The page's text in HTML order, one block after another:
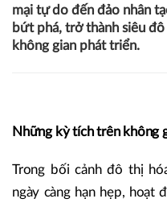
mại tự do đến đảo nhân
bứt phá, trở thành siêu
không gian phát triển.
Những kỳ tích trên không
Trong bối cảnh đô thị
ngày càng hạn hẹp, hoạt